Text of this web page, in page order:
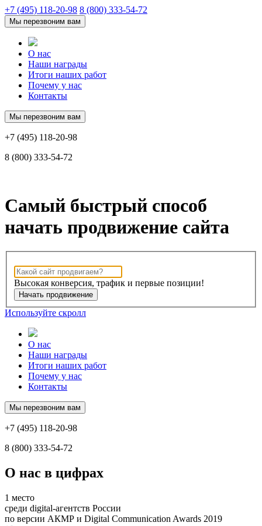
+7 (495) 118-20-98 8 (800) 333-54-72
Мы перезвоним вам
О нас
Наши награды
Итоги наших работ
Почему у нас
Контакты
Мы перезвоним вам
+7 (495) 118-20-98
8 (800) 333-54-72
Самый быстрый способ
начать продвижение сайта
Высокая конверсия, трафик и первые позиции!
Начать продвижение
Используйте скролл
О нас
Наши награды
Итоги наших работ
Почему у нас
Контакты
Мы перезвоним вам
+7 (495) 118-20-98
8 (800) 333-54-72
О нас в цифрах
1 место
среди digital-агентств России
по версии АКМР и Digital Communication Awards 2019